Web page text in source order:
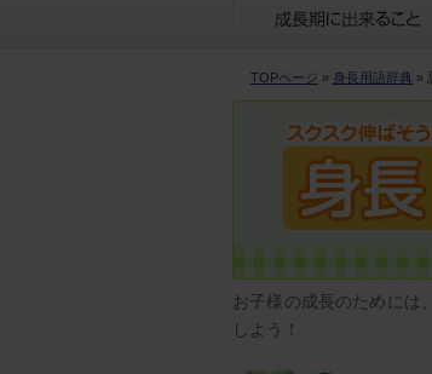
TOPページ » 身長用語辞典 »
お子様の成長のためには
しよう！